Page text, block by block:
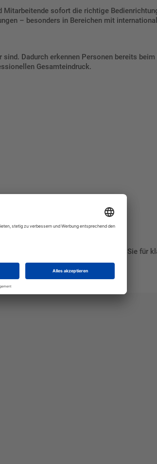
Mitarbeitende sofort die richtige
– besonders in Bereichen mit
Dadurch erkennen Personen bereits
Gesamteindruck.
Türkennzeichnung. Sorgen Sie für